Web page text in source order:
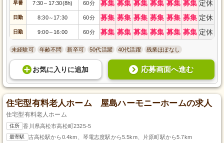
早番 7:30～ 17:30(8h) 60分 募集 募集 募集 募集 募集 募集 定休
日勤 8:30～ 17:30 60分 募集 募集 募集 募集 募集 募集 定休
日勤 9:00～ 16:00 60分 募集 募集 募集 募集 募集 募集 定休
未経験可 年齢不問 新卒可 50代活躍 40代活躍 残業ほぼなし
お気に入り に追加 応募画面へ進む
住宅型有料老人ホーム 屋島ハーモニーホームの求人
住宅型有料老人ホーム
住所 香川県高松市高松町2325-5
最寄駅 古高松駅から0.4km、琴電志度駅から5.5km、片原町駅から5.7km